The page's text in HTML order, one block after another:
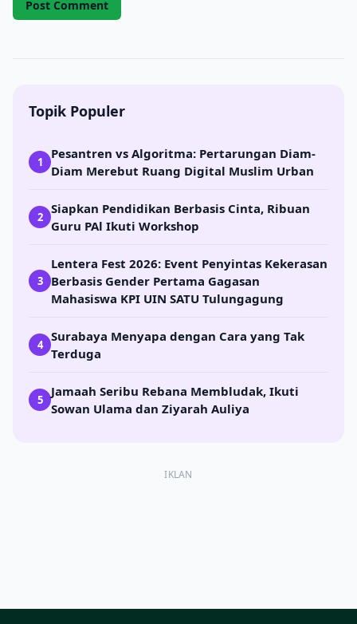
Topik Populer
1
Pesantren vs Algoritma: Pertarungan Diam-
Diam Merebut Ruang Digital Muslim Urban
2
Siapkan Pendidikan Berbasis Cinta, Ribuan
Guru PAl Ikuti Workshop
3
Lentera Fest 2026: Event Penyintas Kekerasan
Berbasis Gender Pertama Gagasan
Mahasiswa KPI UIN SATU Tulungagung
4
Surabaya Menyapa dengan Cara yang Tak
Terduga
5
Jamaah Seribu Rebana Membludak, Ikuti
Sowan Ulama dan Ziyarah Auliya
IKLAN